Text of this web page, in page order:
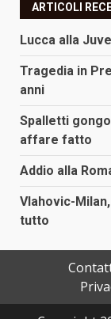
ARTICOLI
Lucca alla
Tragedia in
anni
Spalletti
affare fatto
Addio alla
Vlahovic-
tutto